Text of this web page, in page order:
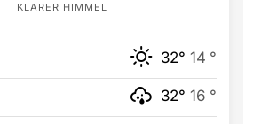
KLARER HIMMEL
32° 14 °
32° 16 °